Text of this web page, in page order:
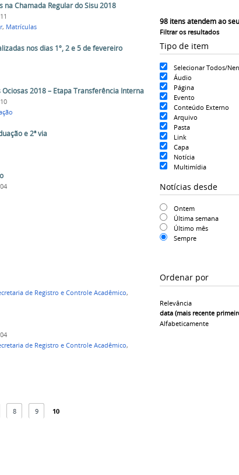
98itens atendem ao
Filtrar os resultados
Tipo de item
Selecionar Todos/
Áudio
Página
Evento
Conteúdo Externo
Arquivo
Pasta
Link
Capa
Notícia
Multimídia
Notícias desde
Ontem
Última semana
Último mês
Sempre
Ordenar por
Relevância
data (mais recente
Alfabeticamente
Chamada Regular do Sisu 2018
, Matrículas
nos dias 1º, 2 e 5 de fevereiro
2018 – Etapa Transferência Interna
e 2ª via
de Registro e Controle Acadêmico,
de Registro e Controle Acadêmico,
8 9 10